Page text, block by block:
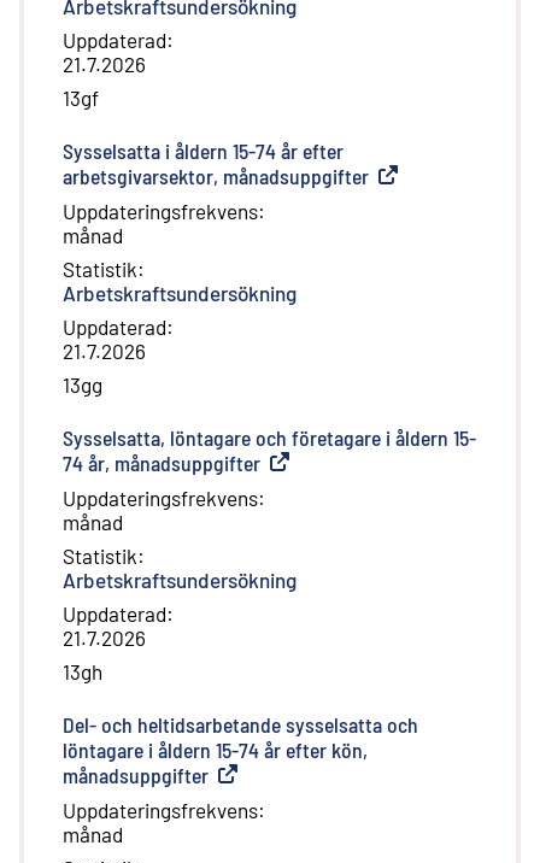
Arbetskraftsundersökning
Uppdaterad:
21.7.2026
13gf
Sysselsatta i åldern 15-74 år efter
arbetsgivarsektor, månadsuppgifter Extern länk
Uppdateringsfrekvens:
månad
Statistik:
Arbetskraftsundersökning
Uppdaterad:
21.7.2026
13gg
Sysselsatta, löntagare och företagare i åldern 15-
74 år, månadsuppgifter Extern länk
Uppdateringsfrekvens:
månad
Statistik:
Arbetskraftsundersökning
Uppdaterad:
21.7.2026
13gh
Del- och heltidsarbetande sysselsatta och
löntagare i åldern 15-74 år efter kön,
månadsuppgifter Extern länk
Uppdateringsfrekvens:
månad